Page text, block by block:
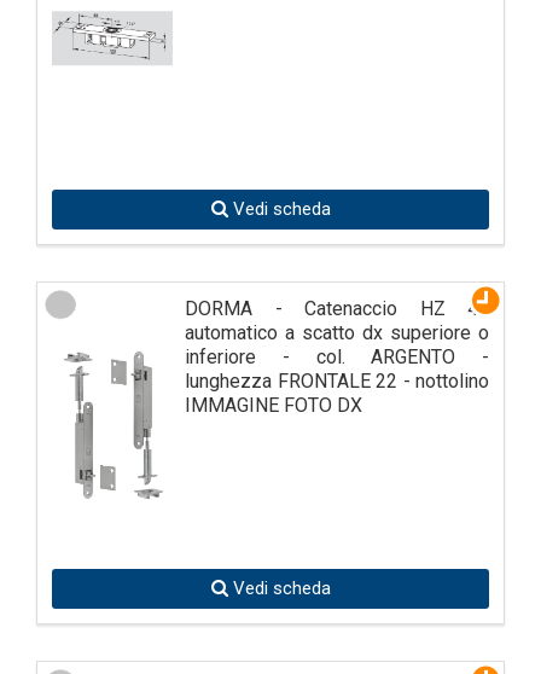
Vedi scheda
DORMA - Catenaccio HZ 43
automatico a scatto dx superiore o
inferiore - col. ARGENTO -
lunghezza FRONTALE 22 - nottolino
IMMAGINE FOTO DX
Vedi scheda